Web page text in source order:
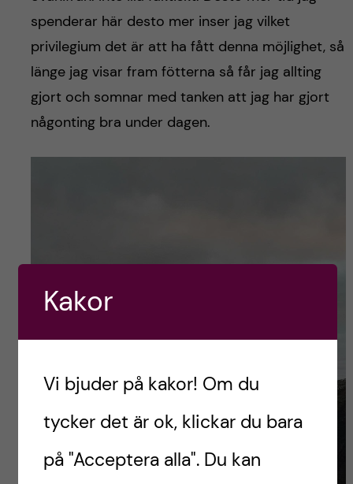
spenderar här desto mer inser jag vilket
privilegium det är att ha fått denna möjlighet, så
länge jag visar fram fötterna så får jag allting
gjort och somnar med tanken att jag har gjort
någonting bra under dagen.
Kakor
Vi bjuder på kakor! Om du
tycker det är ok, klickar du bara
på "Acceptera alla". Du kan